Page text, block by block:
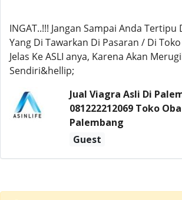
INGAT..!!! Jangan Sampai Anda
Yang Di Tawarkan Di Pasaran / Di
Jelas Ke ASLI anya, Karena Akan
Sendiri&hellip;
Jual Viagra Asli Di
081222212069 Toko
Palembang
Guest